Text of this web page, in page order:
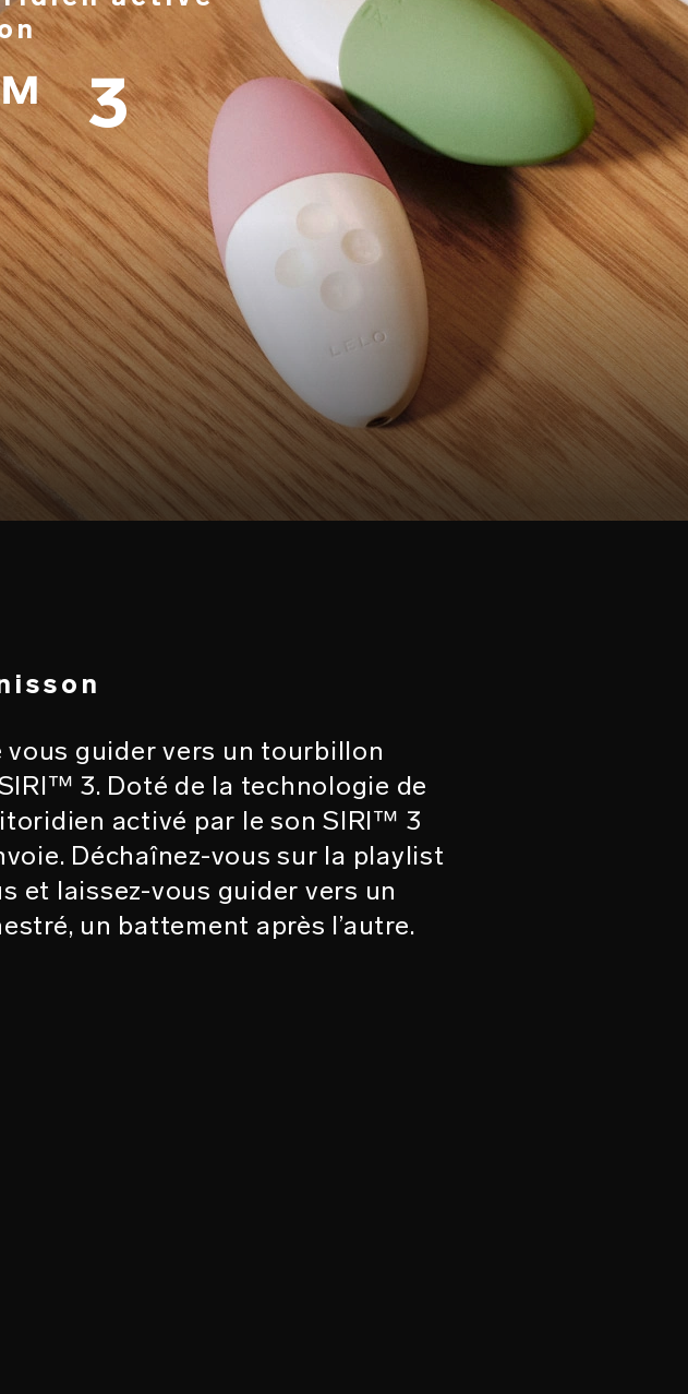
3
vous guider vers un tourbillon
3. Doté de la technologie de
activé par le son SIRI™ 3
Déchaînez-vous sur la playlist
et laissez-vous guider vers un
un battement après l’autre.